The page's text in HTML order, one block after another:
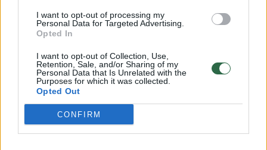
I want to opt-out of processing my
Personal Data for Targeted Advertising.
Opted In
I want to opt-out of Collection, Use,
Retention, Sale, and/or Sharing of my
Personal Data that Is Unrelated with the
Purposes for which it was collected.
Opted Out
CONFIRM
Žinios | Lietuvos diena
00:03:34
Povilas Urbšys: „Matyti politikoje teistą – jau įprasta“
Žinios | Lietuvos diena
Povilas Urbšys įspėjo politinius lyderius: „Nesukiokite